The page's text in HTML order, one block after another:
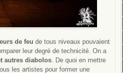
de feu de tous niveaux pouvaient
leur degré de technicité. On a
autres diabolos. De quoi en mettre
les artistes pour former une